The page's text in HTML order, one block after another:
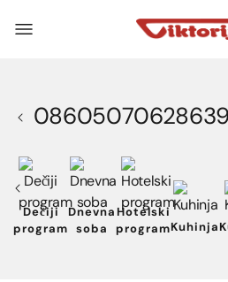
08605070628639
Dečiji
program
Dnevna
soba
Hotelski
programKuhinja